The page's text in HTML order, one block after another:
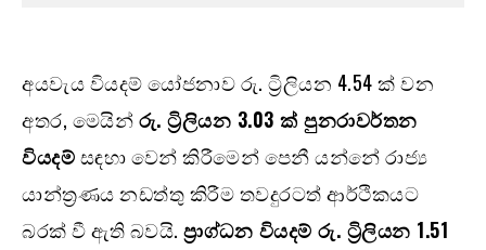
අයවැය වියදම් යෝජනාව රු. ට්‍රිලියන 4.54 ක් වන
අතර, මෙයින්රු. ට්‍රිලියන 3.03 ක් පුනරාවර්තන
වියදම්සඳහා වෙන් කිරීමෙන් පෙනී යන්නේ රාජ්‍ය
යාන්ත්‍රණය නඩත්තු කිරීම තවදුරටත් ආර්ථිකයට
බරක් වී ඇති බවයි. ප්‍රාග්ධන වියදම් රු. ට්‍රිලියන 1.51